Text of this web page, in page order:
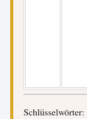
Schlüsselwörter: